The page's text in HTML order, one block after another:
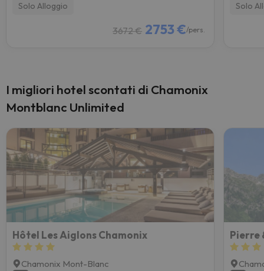
Solo Alloggio
3672 € 2753 €/pers.
Solo
I migliori hotel scontati di Chamonix
Montblanc Unlimited
Hôtel Les Aiglons Chamonix
Chamonix Mont-Blanc
Pierre